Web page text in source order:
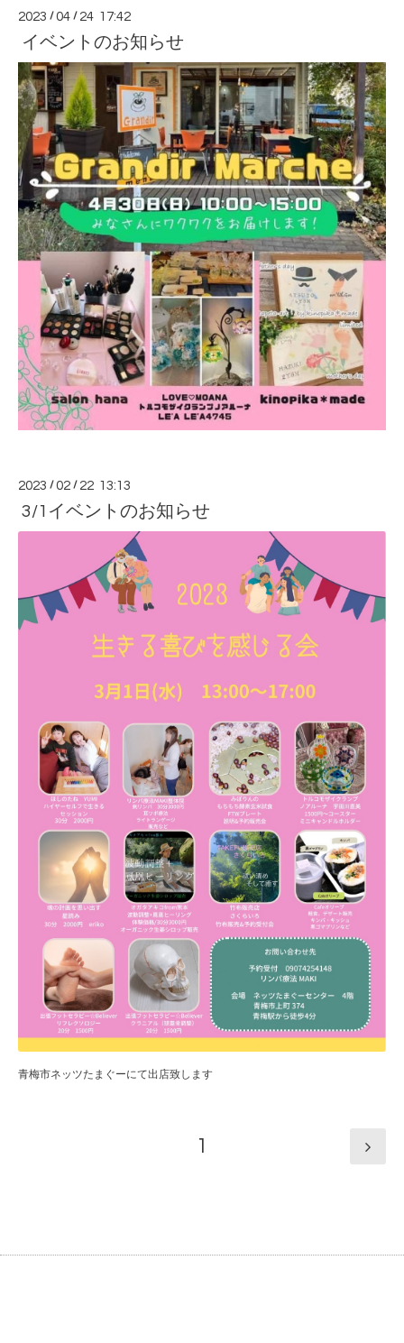
2023 /04 / 24 17:42
イベントのお知らせ
2023 /02 / 22 13:13
3/1イベントのお知らせ
青梅市ネッツたまぐーにて出店致します
1